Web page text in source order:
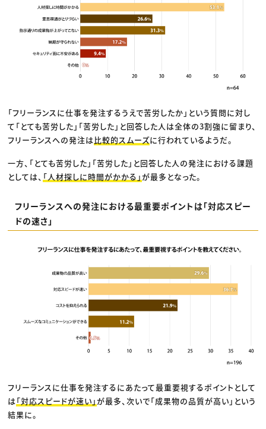
「フリーランスに仕事を発注するうえで苦労したか」という質問に対し
て「とても苦労した」「苦労した」と回答した人は全体の3割強に留まり、
フリーランスへの発注は 比較的スムーズに行われているようだ。
一方、「とても苦労した」「苦労した」と回答した人の発注における課題
としては、 「人材探しに時間がかかる」が最多となった。
フリーランスへの発注における最重要ポイントは「対応スピー
ドの速さ」
フリーランスに仕事を発注するにあたって最重要視するポイントとして
は「対応スピードが速い」が最多、次いで「成果物の品質が高い」という
結果に。